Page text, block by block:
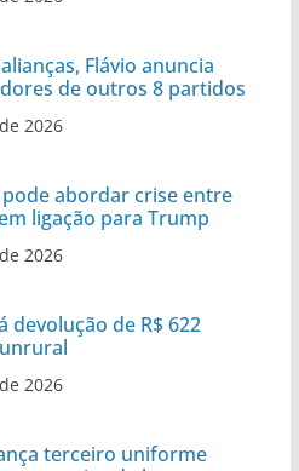
Flávio anuncia
de outros 8 partidos
2026
pode abordar crise entre
ligação para Trump
2026
devolução de R$ 622
2026
terceiro uniforme